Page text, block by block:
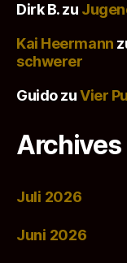
Dirk B.zu
Kai Heermann
schwerer
GuidozuVier
Archives
Juli 2026
Juni 2026